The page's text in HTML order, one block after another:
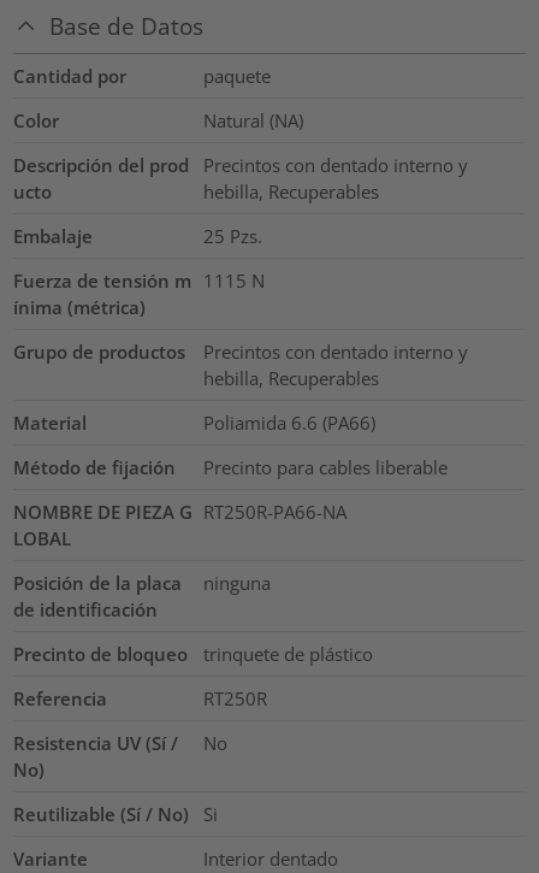
Base de Datos
Cantidad por
paquete
Color
Natural (NA)
Descripción del prod
ucto
Precintos con dentado interno y
hebilla, Recuperables
Embalaje
25 Pzs.
Fuerza de tensión m
ínima (métrica)
1115 N
Grupo de productos
Precintos con dentado interno y
hebilla, Recuperables
Material
Poliamida 6.6 (PA66)
Método de fijación
Precinto para cables liberable
NOMBRE DE PIEZA G
LOBAL
RT250R-PA66-NA
Posición de la placa
de identificación
ninguna
Precinto de bloqueo
trinquete de plástico
Referencia
RT250R
Resistencia UV (Sí /
No)
No
Reutilizable (Sí / No)
Si
Variante
Interior dentado